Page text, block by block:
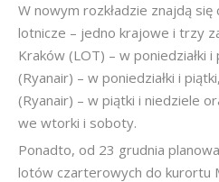
W nowym rozkładzie znajdą się
lotnicze – jedno krajowe i trzy
Kraków (LOT) – w poniedziałki
(Ryanair) – w poniedziałki i
(Ryanair) – w piątki i niedziele
we wtorki i soboty.
Ponadto, od 23 grudnia
lotów czarterowych do kurortu